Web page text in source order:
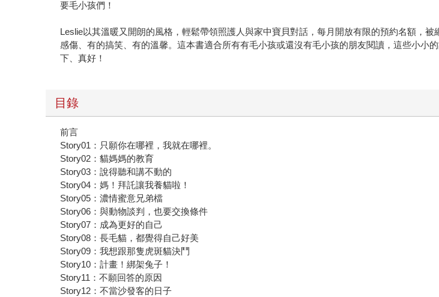
要毛小孩們！
Leslie以其溫暖又開朗的風格，輕鬆帶領照護人與家中寶貝對話，每月開放有限的預約名額，
感傷、有的搞笑、有的溫馨。這本書適合所有有毛小孩或還沒有毛小孩的朋友閱讀，這些小小
下、真好！
目錄
前言
Story01：只願你在哪裡，我就在哪裡。
Story02：貓媽媽的教育
Story03：說得聽和講不動的
Story04：媽！拜託讓我養貓啦！
Story05：濃情蜜意兄弟檔
Story06：與動物談判，也要交換條件
Story07：成為更好的自己
Story08：長毛貓，都覺得自己好美
Story09：我想跟那隻虎斑貓決鬥
Story10：計畫！綁架兔子！
Story11：不願回答的原因
Story12：不當沙發客的日子